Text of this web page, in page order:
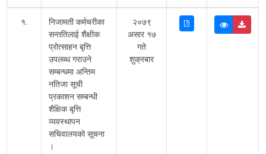
१.
निजामती कर्मचरीका
सन्ततिलाई शैक्षीक
प्रोत्साहन बृत्ति
उपलब्ध गराउने
सम्बन्धमा अन्तिम
नतिजा सूची
प्रकाशन सम्बन्धी
शैक्षिक बृत्ति
व्यवस्थापन
सचिवालयको सूचना
।
२०७९
असार १७
गते
शुक्रबार